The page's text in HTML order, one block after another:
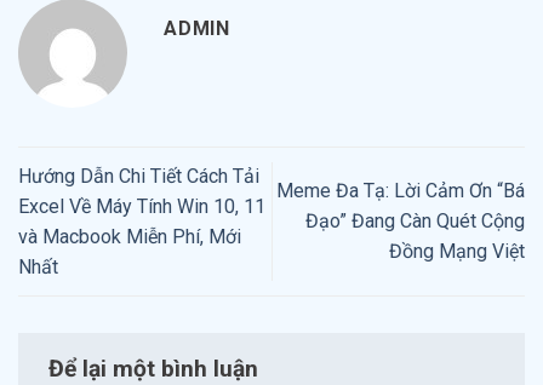
ADMIN
Hướng Dẫn Chi Tiết Cách Tải
Excel Về Máy Tính Win 10, 11
và Macbook Miễn Phí, Mới
Nhất
Meme Đa Tạ: Lời Cảm Ơn “Bá
Đạo” Đang Càn Quét Cộng
Đồng Mạng Việt
Để lại một bình luận